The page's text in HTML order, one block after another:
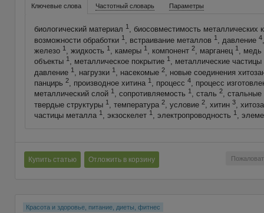
Ключевые слова Частотный словарь Параметры
биологический материал 1 , биосовместимость металлических
возможности обработки 1, встраивание металлов 1, давление 4
железо 1, жидкость 1, камеры 1, компонент 2, марганец 1, медь
объекты 1 , металлическое покрытие 1 , металлические частицы
давление 1, нагрузки 1, насекомые 2, новые соединения
панцирь 2, производное хитина 1, процесс 4, процесс
металлический слой 1 , сопротивляемость 1 , сталь 2,
твердые структуры 1, температура 2, условие 2, хитин 3,
частицы металла 1, экзоскелет 1, электропроводность 1,
Купить статью Отложить в корзину
Красота и здоровье, питание, диеты, фитнес